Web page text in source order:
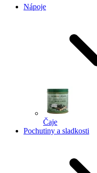
Nápoje
Čaje
Pochutiny a sladkosti